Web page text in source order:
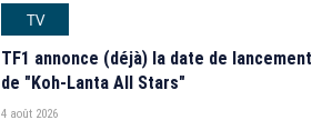
TV
TF1 annonce (déjà) la date de lancement
de "Koh-Lanta All Stars"
4 août 2026